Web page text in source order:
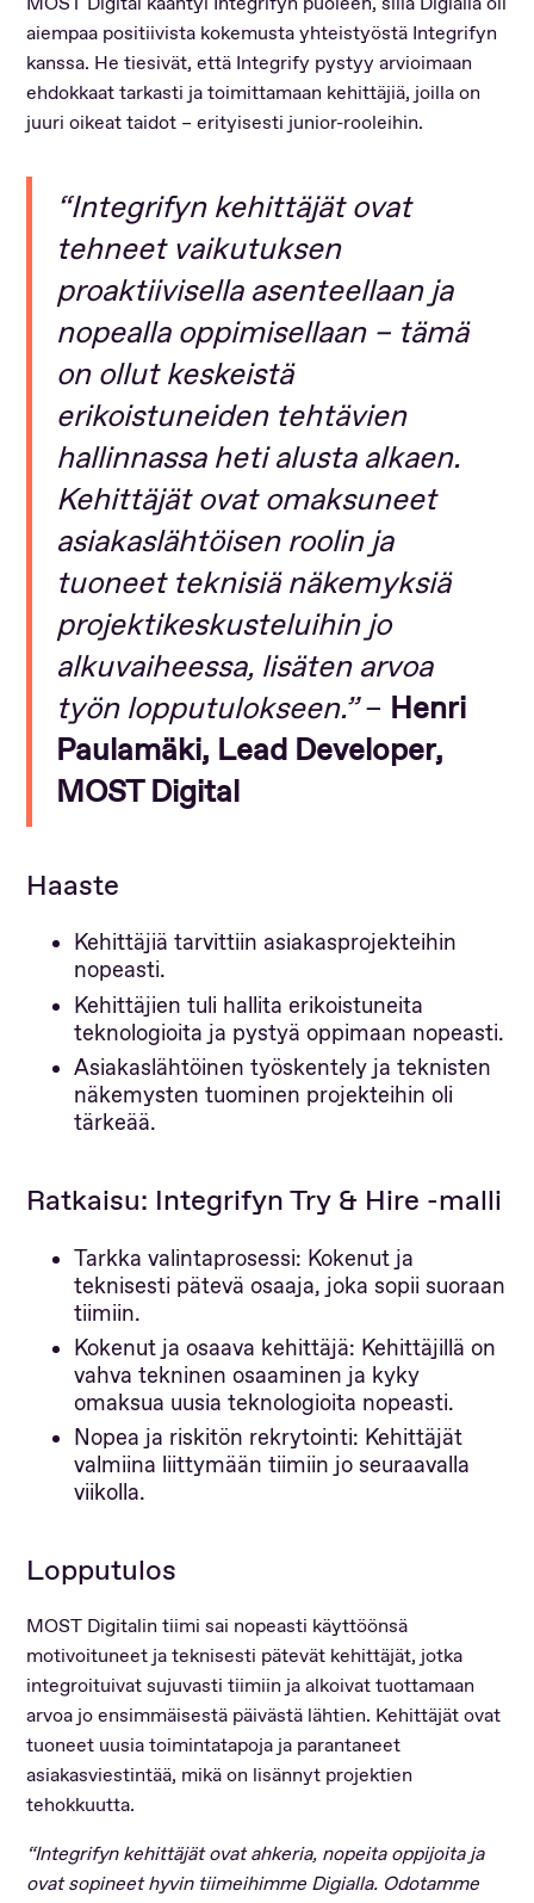
aiempaa positiivista kokemusta yhteistyöstä Integrifyn
kanssa. He tiesivät, että Integrify pystyy arvioimaan
ehdokkaat tarkasti ja toimittamaan kehittäjiä, joilla on
juuri oikeat taidot – erityisesti junior-rooleihin.
“Integrifyn kehittäjät ovat
tehneet vaikutuksen
proaktiivisella asenteellaan ja
nopealla oppimisellaan – tämä
on ollut keskeistä
erikoistuneiden tehtävien
hallinnassa heti alusta alkaen.
Kehittäjät ovat omaksuneet
asiakaslähtöisen roolin ja
tuoneet teknisiä näkemyksiä
projektikeskusteluihin jo
alkuvaiheessa, lisäten arvoa
työn lopputulokseen.”– Henri
Paulamäki, Lead Developer,
MOST Digital
Haaste
Kehittäjiä tarvittiin asiakasprojekteihin
nopeasti.
Kehittäjien tuli hallita erikoistuneita
teknologioita ja pystyä oppimaan nopeasti.
Asiakaslähtöinen työskentely ja teknisten
näkemysten tuominen projekteihin oli
tärkeää.
Ratkaisu: Integrifyn Try & Hire -malli
Tarkka valintaprosessi: Kokenut ja
teknisesti pätevä osaaja, joka sopii suoraan
tiimiin.
Kokenut ja osaava kehittäjä: Kehittäjillä on
vahva tekninen osaaminen ja kyky
omaksua uusia teknologioita nopeasti.
Nopea ja riskitön rekrytointi: Kehittäjät
valmiina liittymään tiimiin jo seuraavalla
viikolla.
Lopputulos
MOST Digitalin tiimi sai nopeasti käyttöönsä
motivoituneet ja teknisesti pätevät kehittäjät, jotka
integroituivat sujuvasti tiimiin ja alkoivat tuottamaan
arvoa jo ensimmäisestä päivästä lähtien. Kehittäjät ovat
tuoneet uusia toimintatapoja ja parantaneet
asiakasviestintää, mikä on lisännyt projektien
tehokkuutta.
“Integrifyn kehittäjät ovat ahkeria, nopeita oppijoita ja
ovat sopineet hyvin tiimeihimme Digialla. Odotamme